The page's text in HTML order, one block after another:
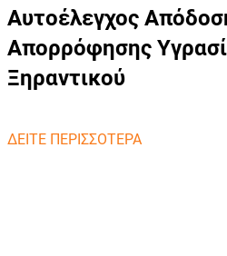
Αυτοέλεγχος
Απορρόφησης
Ξηραντικού
ΔΕΙΤΕ ΠΕΡΙΣΣΟΤΕΡΑ